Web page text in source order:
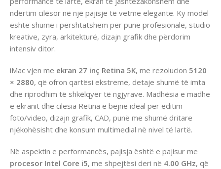
ndërtim cilësor në një pajisje të vetme elegante. Ky model
është shumë i përshtatshëm për punë profesionale, studio
kreative, zyra, arkitekturë, dizajn grafik dhe përdorim
intensiv ditor.
iMac vjen me ekran 27 inç Retina 5K, me rezolucion 5120
× 2880, që ofron qartësi ekstreme, detaje shumë të imta
dhe riprodhim të shkëlqyer të ngjyrave. Madhësia e madhe
e ekranit dhe cilësia Retina e bëjnë ideal për editim
foto/video, dizajn grafik, CAD, punë me shumë dritare
njëkohësisht dhe konsum multimedial në nivel të lartë.
Në aspektin e performancës, pajisja është e pajisur me
procesor Intel Core i5, me shpejtësi deri në 4.00 GHz, që